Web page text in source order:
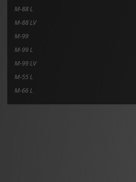
M-88 L
M-88 LV
M-99
M-99 L
M-99 LV
M-55 L
M-66 L